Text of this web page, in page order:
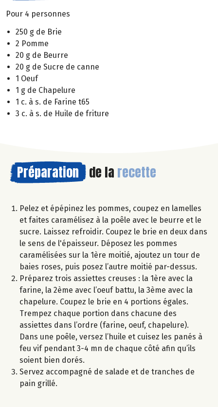
Pour 4 personnes
250 g de Brie
2 Pomme
20 g de Beurre
20 g de Sucre de canne
1 Oeuf
1 g de Chapelure
1 c. à s. de Farine t65
3 c. à s. de Huile de friture
Préparation de la recette
Pelez et épépinez les pommes, coupez en lamelles
et faites caramélisez à la poêle avec le beurre et le
sucre. Laissez refroidir. Coupez le brie en deux dans
le sens de l'épaisseur. Déposez les pommes
caramélisées sur la 1ère moitié, ajoutez un tour de
baies roses, puis posez l’autre moitié par-dessus.
Préparez trois assiettes creuses : la 1ère avec la
farine, la 2ème avec l’oeuf battu, la 3ème avec la
chapelure. Coupez le brie en 4 portions égales.
Trempez chaque portion dans chacune des
assiettes dans l’ordre (farine, oeuf, chapelure).
Dans une poêle, versez l’huile et cuisez les panés à
feu vif pendant 3-4 mn de chaque côté afin qu’ils
soient bien dorés.
Servez accompagné de salade et de tranches de
pain grillé.